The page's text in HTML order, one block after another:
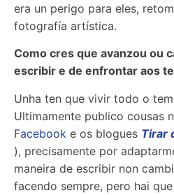
era un perigo para eles,
fotografía artística.
Como cres que avanzou ou
escribir e de enfrontar aos
Unha ten que vivir todo o
Ultimamente publico cousas
Facebook e os blogues Tirar
), precisamente por
maneira de escribir non
facendo sempre, pero hai